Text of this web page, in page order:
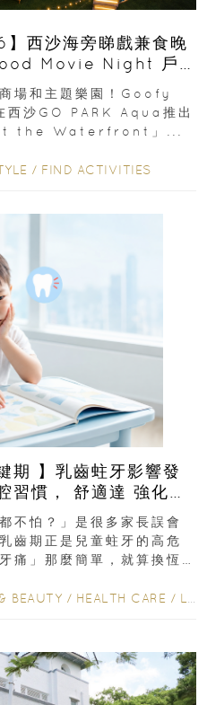
】西沙海旁睇戲兼食晚
Movie Night 戶
場和主題樂園！Goofy
沙GO PARK Aqua推出
the Waterfront」...
/ FIND ACTIVITIES
期 】乳齒蛀牙影響發
達 強化琺
不怕？」是很多家長誤會
齒期正是兒童蛀牙的高危
痛」那麼簡單，就算換恆
BEAUTY / HEALTH CARE / LIFESTYLE